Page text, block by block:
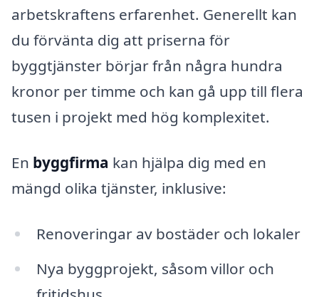
arbetskraftens erfarenhet. Generellt kan
du förvänta dig att priserna för
byggtjänster börjar från några hundra
kronor per timme och kan gå upp till flera
tusen i projekt med hög komplexitet.
En byggfirma kan hjälpa dig med en
mängd olika tjänster, inklusive:
Renoveringar av bostäder och lokaler
Nya byggprojekt, såsom villor och